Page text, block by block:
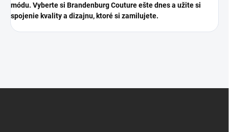
módu. Vyberte si Brandenburg Couture ešte dnes a užite si
spojenie kvality a dizajnu, ktoré si zamilujete.